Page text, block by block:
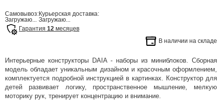
Самовывоз:
Загружаю...
Курьерская доставка:
Загружаю...
Гарантия 12 месяцев
В наличии на складе
Интерьерные конструкторы DAIA - наборы из миниблоков. Сборная
модель обладает уникальным дизайном и красочным оформлением,
комплектуется подробной инструкцией в картинках. Конструктор для
детей развивает логику, пространственное мышление, мелкую
моторику рук, тренирует концентрацию и внимание.